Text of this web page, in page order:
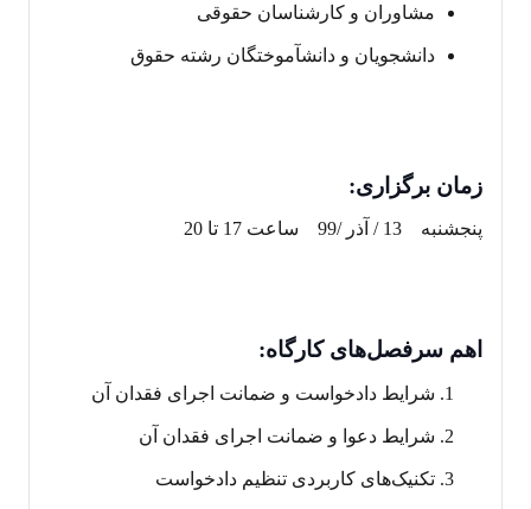
مشاوران و کارشناسان حقوقی
دانشجویان و دانش‎آموختگان رشته حقوق
زمان برگزاری:
پنجشنبه 13 / آذر /99 ساعت 17 تا 20
اهم سرفصل‌های کارگاه:
شرایط دادخواست و ضمانت اجرای فقدان آن
شرایط دعوا و ضمانت اجرای فقدان آن
تکنیک‌های کاربردی تنظیم دادخواست